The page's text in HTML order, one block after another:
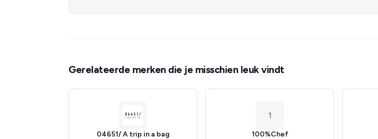
Gerelateerde merken die je misschien leuk vindt
04651/ A trip in a bag
1
100%Chef